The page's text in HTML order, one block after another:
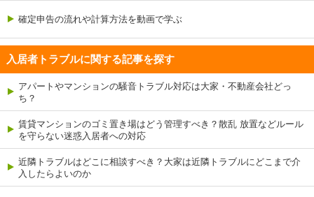
確定申告の流れや計算方法を動画で学ぶ
入居者トラブルに関する記事を探す
アパートやマンションの騒音トラブル対応は大家・不動産会社どっ
ち？
賃貸マンションのゴミ置き場はどう管理すべき？散乱 放置などルール
を守らない迷惑入居者への対応
近隣トラブルはどこに相談すべき？大家は近隣トラブルにどこまで介
入したらよいのか